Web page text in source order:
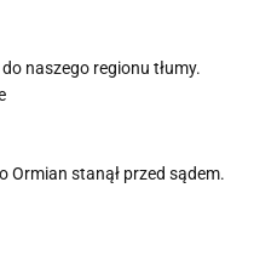
naszego regionu tłumy.
Ormian stanął przed sądem.